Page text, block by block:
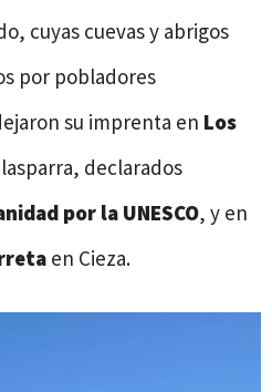
cuyas cuevas y abrigos
por pobladores
su imprenta en Los
declarados
por la UNESCO, y en
en Cieza.